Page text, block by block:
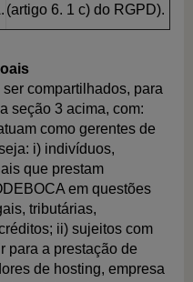
(artigo 6. 1 c) do RGPD).
compartilhados, para
seção 3 acima, com:
como gerentes de
i) indivíduos,
que prestam
em questões
tributárias,
ii) sujeitos com
para a prestação de
de hosting, empresa